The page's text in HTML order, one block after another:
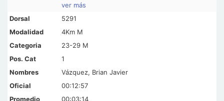
ver más
5291
4Km M
23-29 M
1
Vázquez, Brian Javier
00:12:57
00:03:14